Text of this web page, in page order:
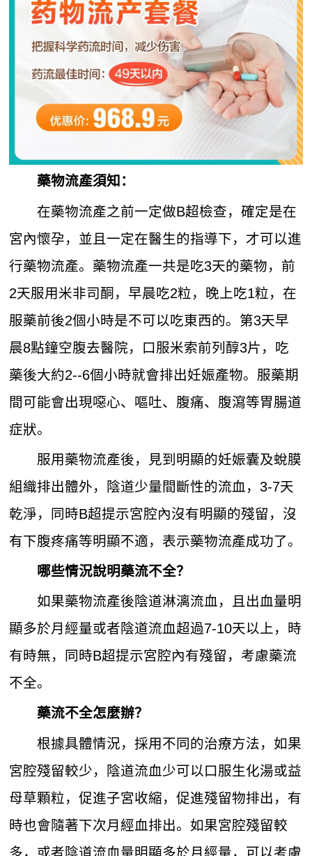
藥物流產須知：
在藥物流產之前一定做B超檢查，確定是在
宮內懷孕，並且一定在醫生的指導下，才可以進
行藥物流產。藥物流產一共是吃3天的藥物，前
2天服用米非司酮，早晨吃2粒，晚上吃1粒，在
服藥前後2個小時是不可以吃東西的。第3天早
晨8點鐘空腹去醫院，口服米索前列醇3片，吃
藥後大約2--6個小時就會排出妊娠產物。服藥期
間可能會出現噁心、嘔吐、腹痛、腹瀉等胃腸道
症狀。
服用藥物流產後，見到明顯的妊娠囊及蛻膜
組織排出體外，陰道少量間斷性的流血，3-7天
乾淨，同時B超提示宮腔內沒有明顯的殘留，沒
有下腹疼痛等明顯不適，表示藥物流產成功了。
哪些情況說明藥流不全？
如果藥物流產後陰道淋漓流血，且出血量明
顯多於月經量或者陰道流血超過7-10天以上，時
有時無，同時B超提示宮腔內有殘留，考慮藥流
不全。
藥流不全怎麼辦？
根據具體情況，採用不同的治療方法，如果
宮腔殘留較少，陰道流血少可以口服生化湯或益
母草顆粒，促進子宮收縮，促進殘留物排出，有
時也會隨著下次月經血排出。如果宮腔殘留較
多，或者陰道流血量明顯多於月經量，可以考慮